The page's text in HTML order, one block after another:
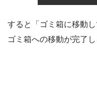
すると「ゴミ箱に移動
ゴミ箱への移動が完了し